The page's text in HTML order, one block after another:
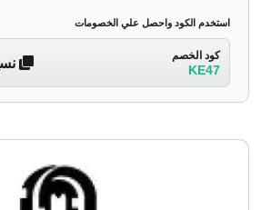
استخدم الكود واحصل علي الخصومات
كود الخصم
KE47